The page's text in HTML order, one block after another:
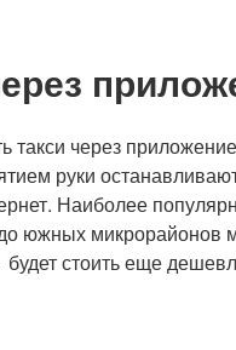
такси через
руки
Наиболее
южных микрорайонов
будет стоить еще